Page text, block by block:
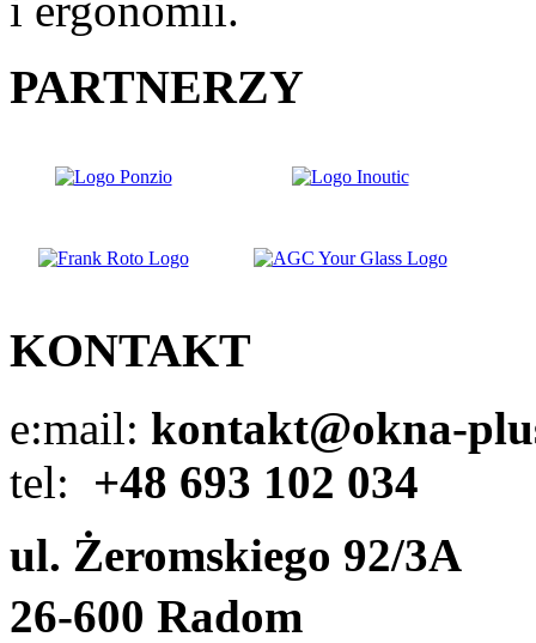
PARTNERZY
KONTAKT
e:mail: kontakt@okna-
tel: +48 693 102 034
ul. Żeromskiego 92/3A
26-600 Radom